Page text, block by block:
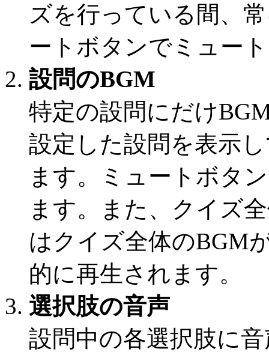
ズを行っている間、
ートボタンでミュー
設問のBGM
特定の設問にだけ
設定した設問を表示
ます。ミュートボタ
ます。また、クイズ
はクイズ全体のBGM
的に再生されます。
選択肢の音声
設問中の各選択肢に